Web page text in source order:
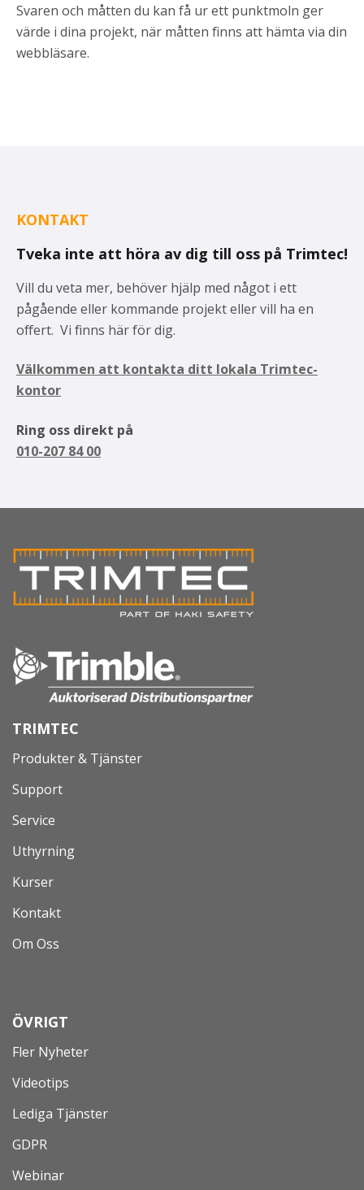
Svaren och måtten du kan få ur ett punktmoln ger
värde i dina projekt, när måtten finns att hämta via din
webbläsare.
KONTAKT
Tveka inte att höra av dig till oss på Trimtec!
Vill du veta mer, behöver hjälp med något i ett
pågående eller kommande projekt eller vill ha en
offert. Vi finns här för dig.
Välkommen att kontakta ditt lokala Trimtec-
kontor
Ring oss direkt på
010-207 84 00
TRIMTEC
Produkter & Tjänster
Support
Service
Uthyrning
Kurser
Kontakt
Om Oss
ÖVRIGT
Fler Nyheter
Videotips
Lediga Tjänster
GDPR
Webinar